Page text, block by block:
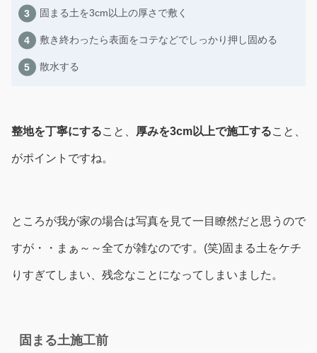
固まる土を3cm以上の厚さで敷く
敷き終わったら表面をコテなどでしっかり押し固める
散水する
整地を丁寧にすること、 厚みを3cm以上で施工すること、
がポイントですね。
ところが我が家の場合は写真を見て一目瞭然だと思うので
すが・・まぁ～～全てが雑なのです。(笑)固まる土をケチ
りすぎてしまい、残念なことになってしまいました。
固まる土施工前